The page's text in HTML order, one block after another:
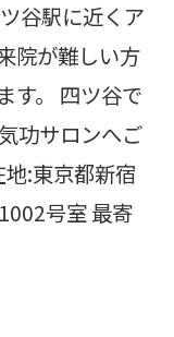
谷駅に近くア
院が難しい方
す。 四ツ谷で
功サロンへご
:東京都新宿
号室 最寄